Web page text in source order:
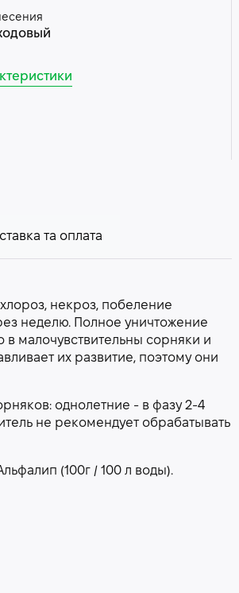
та оплата
некроз, побеление
неделю. Полное уничтожение
малочувствительны сорняки и
их развитие, поэтому они
однолетние - в фазу 2-4
не рекомендует обрабатывать
(100г / 100 л воды).